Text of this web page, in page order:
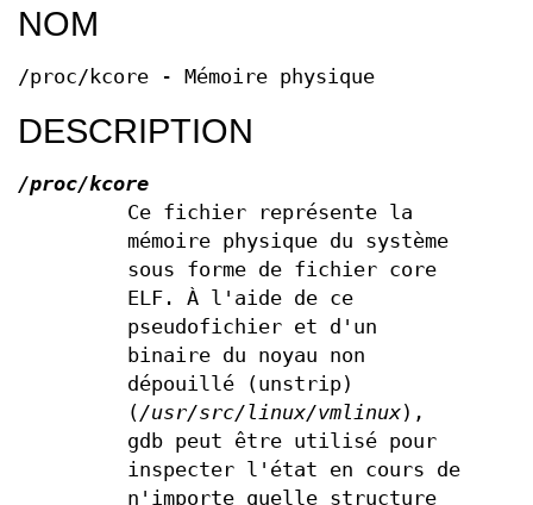
NOM
/proc/kcore - Mémoire physique
DESCRIPTION
/proc/kcore
Ce fichier représente la
mémoire physique du système
sous forme de fichier core
ELF. À l'aide de ce
pseudofichier et d'un
binaire du noyau non
dépouillé (unstrip)
(/usr/src/linux/vmlinux),
gdb peut être utilisé pour
inspecter l'état en cours de
n'importe quelle structure